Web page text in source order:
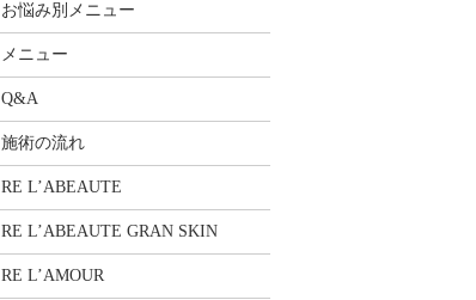
お悩み別メニュー
メニュー
Q&A
施術の流れ
RE L’ABEAUTE
RE L’ABEAUTE GRAN SKIN
RE L’AMOUR